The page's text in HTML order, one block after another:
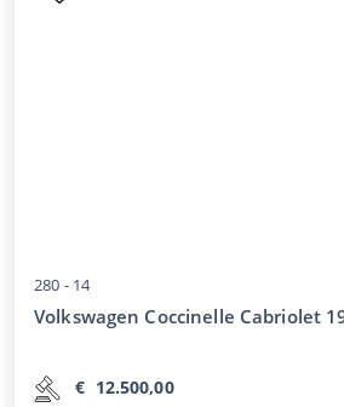
280 - 14
Volkswagen Coccinelle Cabriolet
€ 12.500,00